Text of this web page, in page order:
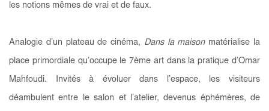
les notions mêmes de vrai et de faux.
Analogie d’un plateau de cinéma, Dans la maisonmatérialise la
place primordiale qu’occupe le 7ème art dans la pratique d’Omar
Mahfoudi. Invités à évoluer dans l’espace, les visiteurs
déambulent entre le salon et l’atelier, devenus éphémères, de